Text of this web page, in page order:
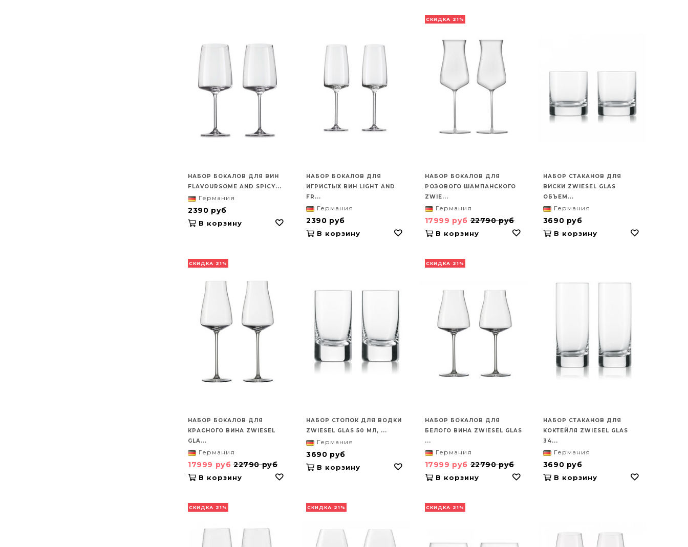
НАБОР БОКАЛОВ ДЛЯ ВИН
FLAVOURSOME AND SPICY...
Германия
2390 руб
В корзину
НАБОР БОКАЛОВ ДЛЯ
ИГРИСТЫХ ВИН LIGHT AND
FR...
Германия
2390 руб
В корзину
СКИДКА 21%
НАБОР БОКАЛОВ ДЛЯ
РОЗОВОГО ШАМПАНСКОГО
ZWIE...
Германия
17999 руб22790 руб
В корзину
НАБОР СТАКАНОВ ДЛЯ
ВИСКИ ZWIESEL GLAS
ОБЪЕМ...
Германия
3690 руб
В корзину
СКИДКА 21%
НАБОР БОКАЛОВ ДЛЯ
КРАСНОГО ВИНА ZWIESEL
GLA...
Германия
17999 руб 22790 руб
В корзину
НАБОР СТОПОК ДЛЯ ВОДКИ
ZWIESEL GLAS 50 МЛ, ...
Германия
3690 руб
В корзину
СКИДКА 21%
НАБОР БОКАЛОВ ДЛЯ
БЕЛОГО ВИНА ZWIESEL GLAS
...
Германия
17999 руб22790 руб
В корзину
НАБОР СТАКАНОВ ДЛЯ
КОКТЕЙЛЯ ZWIESEL GLAS
34...
Германия
3690 руб
В корзину
СКИДКА 21% СКИДКА 21% СКИДКА 21%